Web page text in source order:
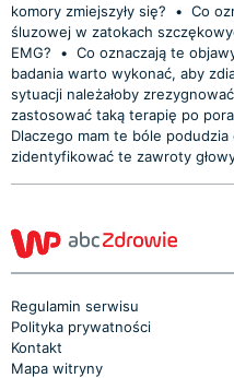
komory zmiejszyły się?
• Co
śluzowej w zatokach
EMG?
• Co oznaczają te
badania warto wykonać, aby
sytuacji należałoby
zastosować taką terapię po
Dlaczego mam te bóle podudzia
zidentyfikować te zawroty
Regulamin serwisu
Polityka prywatności
Kontakt
Mapa witryny